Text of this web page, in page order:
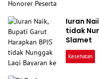
Iuran
tidak
Slamet
Kesehatan